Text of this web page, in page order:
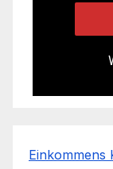
Einkommens